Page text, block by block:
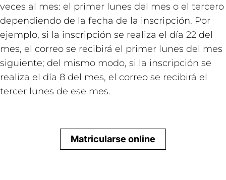
veces al mes: el primer lunes del mes o el tercero
dependiendo de la fecha de la inscripción. Por
ejemplo, si la inscripción se realiza el día 22 del
mes, el correo se recibirá el primer lunes del mes
siguiente; del mismo modo, si la inscripción se
realiza el día 8 del mes, el correo se recibirá el
tercer lunes de ese mes.
Matricularse online